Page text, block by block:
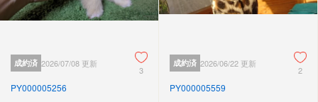
成約済 2026/07/08 更新
3
PY000005256
成約済 2026/06/22 更新
2
PY000005559